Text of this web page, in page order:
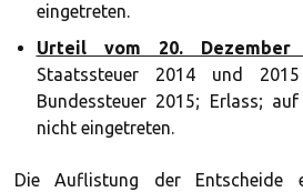
eingetreten.
Urteil vom 20. Dezember
Staatssteuer 2014 und
Bundessteuer 2015; Erlass;
nicht eingetreten.
Die Auflistung der Entscheide